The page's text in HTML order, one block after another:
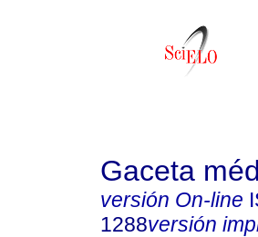
Gaceta
versión On-line
1288versión